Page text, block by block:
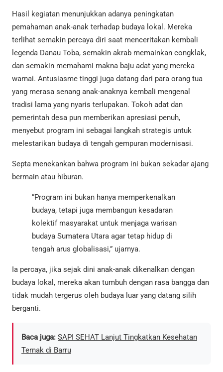
Hasil kegiatan menunjukkan adanya peningkatan
pemahaman anak-anak terhadap budaya lokal. Mereka
terlihat semakin percaya diri saat menceritakan kembali
legenda Danau Toba, semakin akrab memainkan congklak,
dan semakin memahami makna baju adat yang mereka
warnai. Antusiasme tinggi juga datang dari para orang tua
yang merasa senang anak-anaknya kembali mengenal
tradisi lama yang nyaris terlupakan. Tokoh adat dan
pemerintah desa pun memberikan apresiasi penuh,
menyebut program ini sebagai langkah strategis untuk
melestarikan budaya di tengah gempuran modernisasi.
Septa menekankan bahwa program ini bukan sekadar ajang
bermain atau hiburan.
“Program ini bukan hanya memperkenalkan
budaya, tetapi juga membangun kesadaran
kolektif masyarakat untuk menjaga warisan
budaya Sumatera Utara agar tetap hidup di
tengah arus globalisasi,” ujarnya.
Ia percaya, jika sejak dini anak-anak dikenalkan dengan
budaya lokal, mereka akan tumbuh dengan rasa bangga dan
tidak mudah tergerus oleh budaya luar yang datang silih
berganti.
Baca juga: SAPI SEHAT Lanjut Tingkatkan Kesehatan
Ternak di Barru